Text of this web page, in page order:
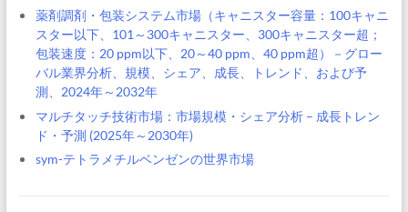
薬剤調剤・包装システム市場（キャニスター容量：100キャニ
スター以下、101～300キャニスター、300キャニスター超；
包装速度：20 ppm以下、20～40 ppm、40 ppm超）－グロー
バル業界分析、規模、シェア、成長、トレンド、および予
測、2024年～2032年
マルチタッチ技術市場：市場規模・シェア分析 – 成長トレン
ド・予測 (2025年～2030年)
sym-テトラメチルベンゼンの世界市場